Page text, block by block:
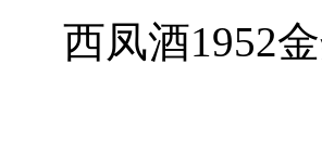
西凤酒1952